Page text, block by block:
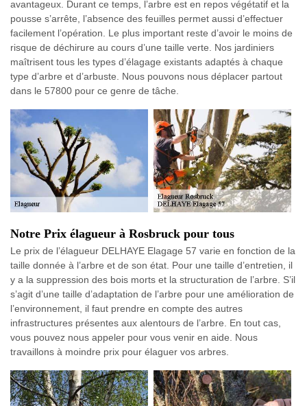
avantageux. Durant ce temps, l’arbre est en repos végétatif et la
pousse s’arrête, l’absence des feuilles permet aussi d’effectuer
facilement l’opération. Le plus important reste d’avoir le moins de
risque de déchirure au cours d’une taille verte. Nos jardiniers
maîtrisent tous les types d’élagage existants adaptés à chaque
type d’arbre et d’arbuste. Nous pouvons nous déplacer partout
dans le 57800 pour ce genre de tâche.
Notre Prix élagueur à Rosbruck pour tous
Le prix de l’élagueur DELHAYE Elagage 57 varie en fonction de la
taille donnée à l’arbre et de son état. Pour une taille d’entretien, il
y a la suppression des bois morts et la structuration de l’arbre. S’il
s’agit d’une taille d’adaptation de l’arbre pour une amélioration de
l’environnement, il faut prendre en compte des autres
infrastructures présentes aux alentours de l’arbre. En tout cas,
vous pouvez nous appeler pour vous venir en aide. Nous
travaillons à moindre prix pour élaguer vos arbres.